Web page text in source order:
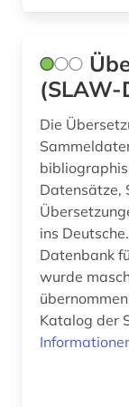
(SLAW-
Die
Datensätze,
ins
Datenbank
wurde
Katalog der